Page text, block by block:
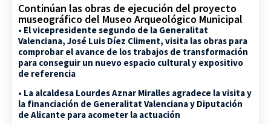
Continúan las obras de ejecución del proyecto
museográfico del Museo Arqueológico Municipal
• El vicepresidente segundo de la Generalitat
Valenciana, José Luis Díez Climent, visita las obras para
comprobar el avance de los trabajos de transformación
para conseguir un nuevo espacio cultural y expositivo
de referencia
• La alcaldesa Lourdes Aznar Miralles agradece la visita y
la financiación de Generalitat Valenciana y Diputación
de Alicante para acometer la actuación